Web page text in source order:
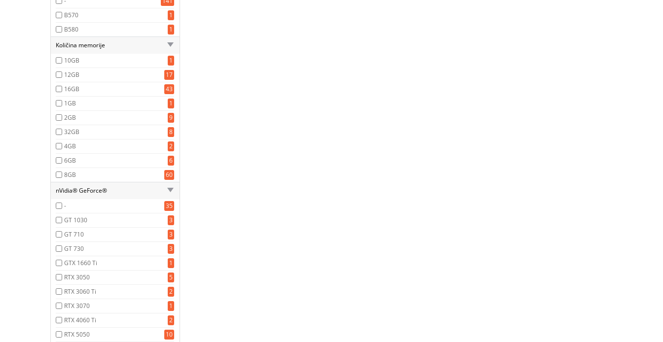
B570
1
B580
1
Količina memorije
10GB
1
12GB
17
16GB
43
1GB
1
2GB
9
32GB
8
4GB
2
6GB
6
8GB
60
nVidia® GeForce®
-
35
GT 1030
3
GT 710
3
GT 730
3
GTX 1660 Ti
1
RTX 3050
5
RTX 3060 Ti
2
RTX 3070
1
RTX 4060 Ti
2
RTX 5050
10